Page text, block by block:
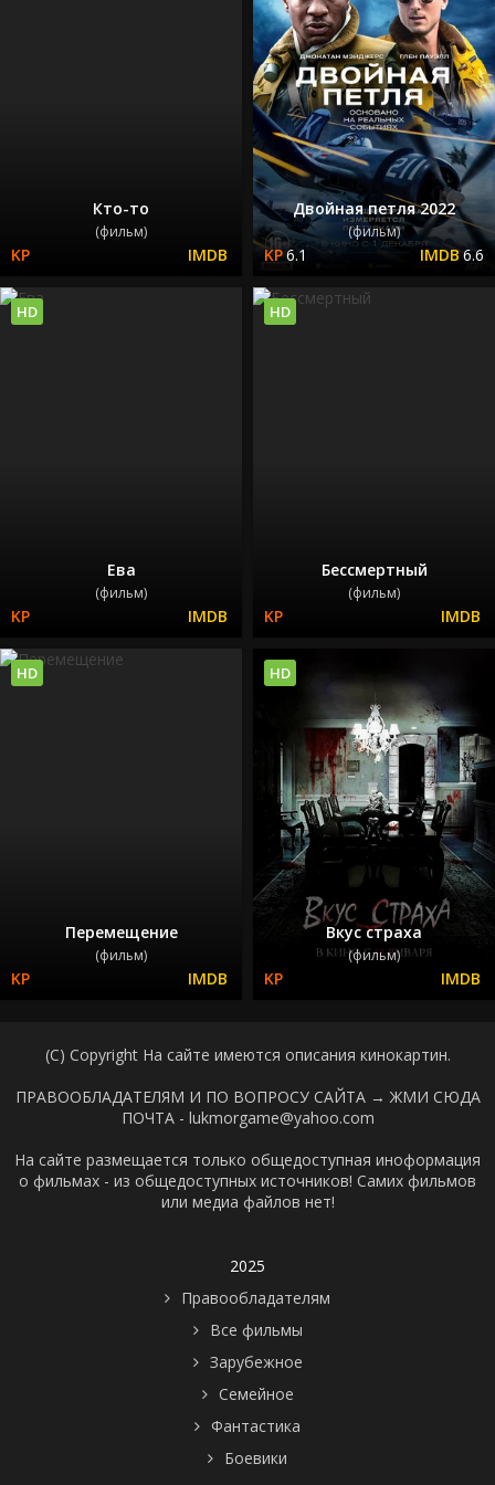
Кто-то
(фильм)
Двойная петля 2022
(фильм)
6.1 6.6
Ева
(фильм)
HD
Бессмертный
(фильм)
HD
Перемещение
(фильм)
HD
Вкус страха
(фильм)
HD
(C) Copyright На сайте имеются описания кинокартин.
ПРАВООБЛАДАТЕЛЯМ И ПО ВОПРОСУ САЙТА → ЖМИ СЮДА
ПОЧТА - lukmorgame@yahoo.com
На сайте размещается только общедоступная иноформация
о фильмах - из общедоступных источников! Самих фильмов
или медиа файлов нет!
2025
Правообладателям
Все фильмы
Зарубежное
Семейное
Фантастика
Боевики